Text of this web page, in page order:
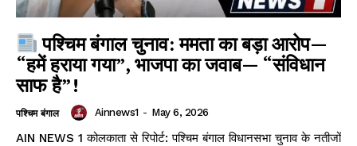
पश्चिम बंगाल चुनाव: ममता का बड़ा आरोप—
“हमें हराया गया”, भाजपा का जवाब— “संविधान
साफ है”!
पश्चिम बंगाल Ainnews1 - May 6, 2026
AIN NEWS 1 कोलकाता से रिपोर्ट: पश्चिम बंगाल विधानसभा चुनाव के नतीजों